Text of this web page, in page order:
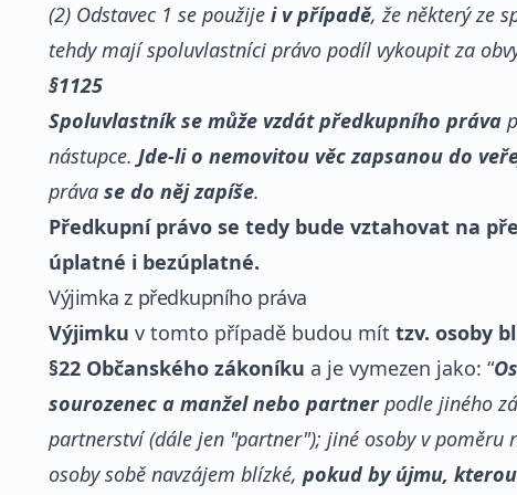
(2) Odstavec 1 se použije i v případě, že některý ze
tehdy mají spoluvlastníci právo podíl vykoupit za
§1125
Spoluvlastník se může vzdát předkupního práva
nástupce. Jde-li o nemovitou věc zapsanou do
práva se do něj zapíše.
Předkupní právo se tedy bude vztahovat na
úplatné i bezúplatné.
Výjimka z předkupního práva
Výjimku v tomto případě budou mít tzv. osoby
§22 Občanského zákoníku a je vymezen jako: “
sourozenec a manžel nebo partner podle jiného
partnerství (dále jen "partner"); jiné osoby v poměru
osoby sobě navzájem blízké, pokud by újmu,